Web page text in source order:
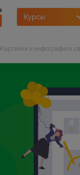
Курсы
Картинки и инфографика